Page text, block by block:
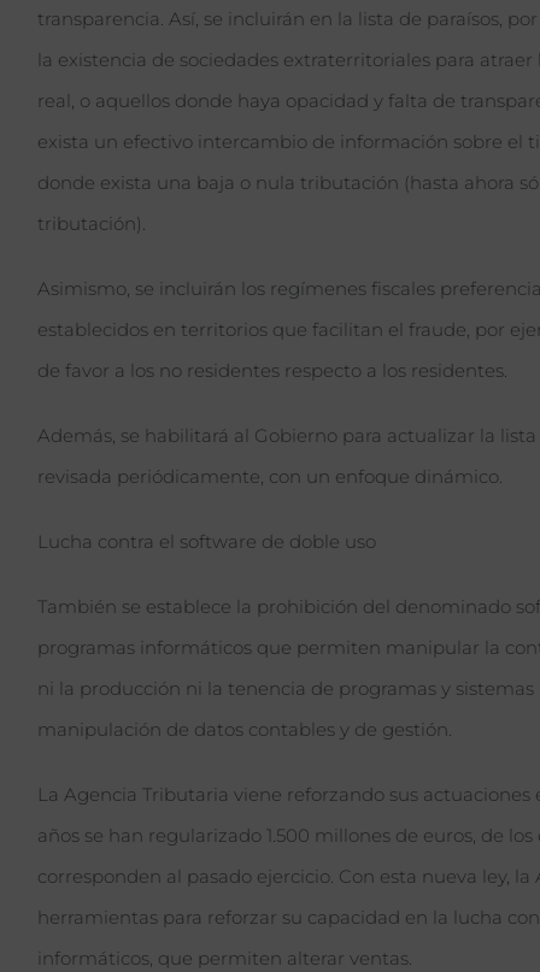
transparencia. Así, se incluirán en la lista de paraísos,
la existencia de sociedades extraterritoriales para
real, o aquellos donde haya opacidad y falta de
exista un efectivo intercambio de información sobre el
donde exista una baja o nula tributación (hasta ahora
tributación).
Asimismo, se incluirán los regímenes fiscales
establecidos en territorios que facilitan el fraude, por
de favor a los no residentes respecto a los residentes.
Además, se habilitará al Gobierno para actualizar la
revisada periódicamente, con un enfoque dinámico.
Lucha contra el software de doble uso
También se establece la prohibición del denominado
programas informáticos que permiten manipular la
ni la producción ni la tenencia de programas y
manipulación de datos contables y de gestión.
La Agencia Tributaria viene reforzando sus
años se han regularizado 1.500 millones de euros, de
corresponden al pasado ejercicio. Con esta nueva ley,
herramientas para reforzar su capacidad en la lucha
informáticos, que permiten alterar ventas.